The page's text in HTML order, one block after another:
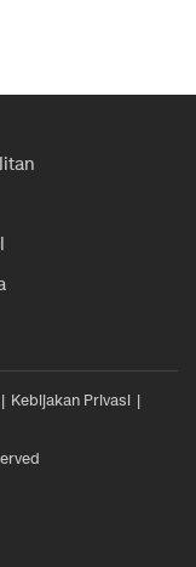
Kebijakan Privasi